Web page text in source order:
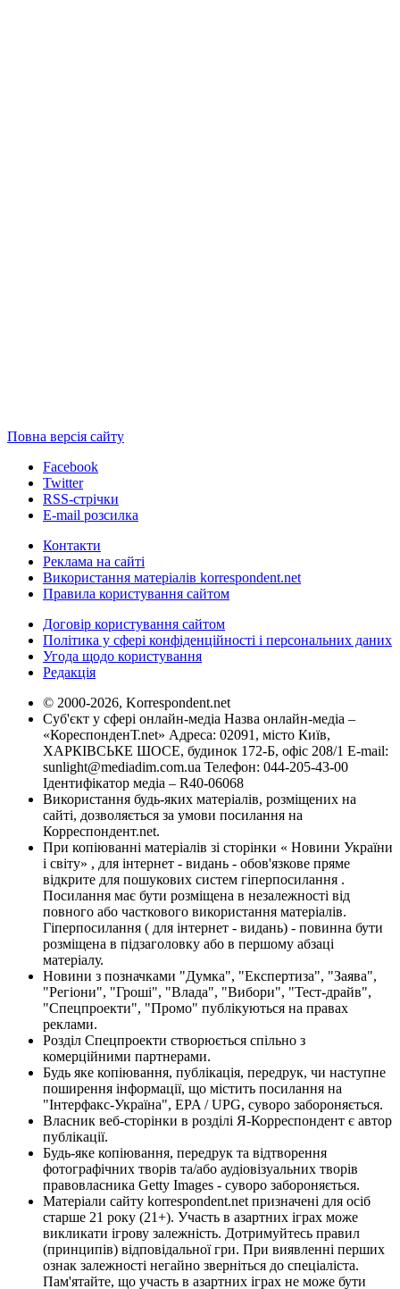
Повна версія сайту
Facebook
Twitter
RSS-стрічки
E-mail розсилка
Контакти
Реклама на сайті
Використання матеріалів korrespondent.net
Правила користування сайтом
Договір користування сайтом
Політика у сфері конфіденційності і персональних даних
Угода щодо користування
Редакція
© 2000-2026, Korrespondent.net
Суб'єкт у сфері онлайн-медіа Назва онлайн-медіа –
«КореспонденТ.net» Адреса: 02091, місто Київ,
ХАРКІВСЬКЕ ШОСЕ, будинок 172-Б, офіс 208/1 E-mail:
sunlight@mediadim.com.ua Телефон: 044-205-43-00
Ідентифікатор медіа – R40-06068
Використання будь-яких матеріалів, розміщених на
сайті, дозволяється за умови посилання на
Корреспондент.net.
При копіюванні матеріалів зі сторінки « Новини України
і світу» , для інтернет - видань - обов'язкове пряме
відкрите для пошукових систем гіперпосилання .
Посилання має бути розміщена в незалежності від
повного або часткового використання матеріалів.
Гіперпосилання ( для інтернет - видань) - повинна бути
розміщена в підзаголовку або в першому абзаці
матеріалу.
Новини з позначками "Думка", "Експертиза", "Заява",
"Регіони", "Гроші", "Влада", "Вибори", "Тест-драйв",
"Спецпроекти", "Промо" публікуються на правах
реклами.
Розділ Спецпроекти створюється спільно з
комерційними партнерами.
Будь яке копіювання, публікація, передрук, чи наступне
поширення інформації, що містить посилання на
"Інтерфакс-Україна", EPA / UPG, суворо забороняється.
Власник веб-сторінки в розділі Я-Корреспондент є автор
публікації.
Будь-яке копіювання, передрук та відтворення
фотографічних творів та/або аудіовізуальних творів
правовласника Getty Images - суворо забороняється.
Матеріали сайту korrespondent.net призначені для осіб
старше 21 року (21+). Участь в азартних іграх може
викликати ігрову залежність. Дотримуйтесь правил
(принципів) відповідальної гри. При виявленні перших
ознак залежності негайно зверніться до спеціаліста.
Пам'ятайте, що участь в азартних іграх не може бути